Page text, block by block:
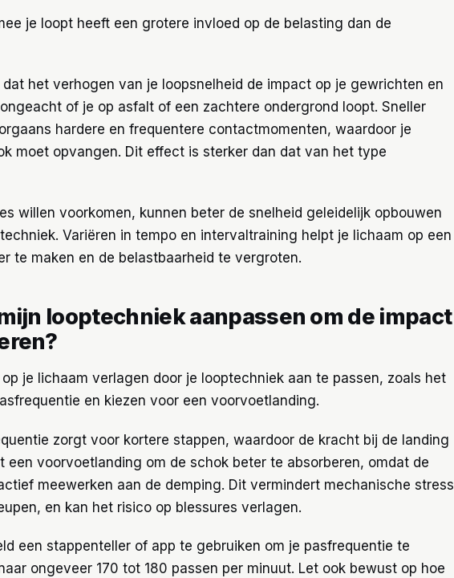
je loopt heeft een grotere invloed op de belasting dan de
het verhogen van je loopsnelheid de impact op je gewrichten en
of je op asfalt of een zachtere ondergrond loopt. Sneller
hardere en frequentere contactmomenten, waardoor je
moet opvangen. Dit effect is sterker dan dat van het type
willen voorkomen, kunnen beter de snelheid geleidelijk opbouwen
Variëren in tempo en intervaltraining helpt je lichaam op een
te maken en de belastbaarheid te vergroten.
looptechniek aanpassen om de impact
je lichaam verlagen door je looptechniek aan te passen, zoals het
en kiezen voor een voorvoetlanding.
zorgt voor kortere stappen, waardoor de kracht bij de landing
een voorvoetlanding om de schok beter te absorberen, omdat de
meewerken aan de demping. Dit vermindert mechanische stress
en kan het risico op blessures verlagen.
een stappenteller of app te gebruiken om je pasfrequentie te
ongeveer 170 tot 180 passen per minuut. Let ook bewust op hoe